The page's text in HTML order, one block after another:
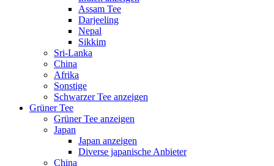
Assam Tee
Darjeeling
Nepal
Sikkim
Sri-Lanka
China
Afrika
Sonstige
Schwarzer Tee anzeigen
Grüner Tee
Grüner Tee anzeigen
Japan
Japan anzeigen
Diverse japanische Anbieter
China